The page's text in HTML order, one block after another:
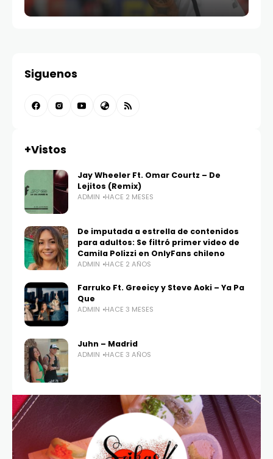
Siguenos
+Vistos
Jay Wheeler Ft. Omar Courtz – De
Lejitos (Remix)
ADMIN HACE 2 MESES
De imputada a estrella de contenidos
para adultos: Se filtró primer video de
Camila Polizzi en OnlyFans chileno
ADMIN HACE 2 AÑOS
Farruko Ft. Greeicy y Steve Aoki – Ya Pa
Que
ADMIN HACE 3 MESES
Juhn – Madrid
ADMIN HACE 3 AÑOS